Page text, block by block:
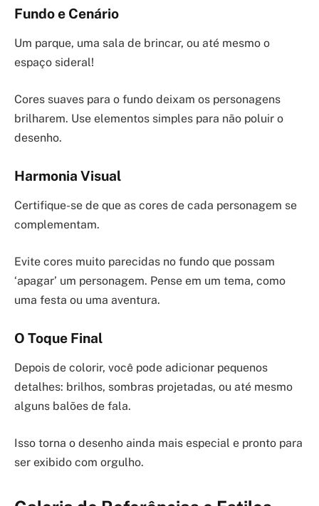
Fundo e Cenário
Um parque, uma sala de brincar, ou até mesmo o
espaço sideral!
Cores suaves para o fundo deixam os personagens
brilharem. Use elementos simples para não poluir o
desenho.
Harmonia Visual
Certifique-se de que as cores de cada personagem se
complementam.
Evite cores muito parecidas no fundo que possam
‘apagar’ um personagem. Pense em um tema, como
uma festa ou uma aventura.
O Toque Final
Depois de colorir, você pode adicionar pequenos
detalhes: brilhos, sombras projetadas, ou até mesmo
alguns balões de fala.
Isso torna o desenho ainda mais especial e pronto para
ser exibido com orgulho.